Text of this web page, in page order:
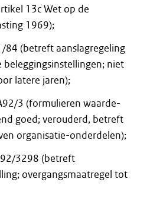
13c Wet op de
1969);
84 (betreft aanslagregeling
beleggingsinstellingen; niet
latere jaren);
3 (formulieren waarde-
goed; verouderd, betreft
organisatie-onderdelen);
3298 (betreft
overgangsmaatregel tot